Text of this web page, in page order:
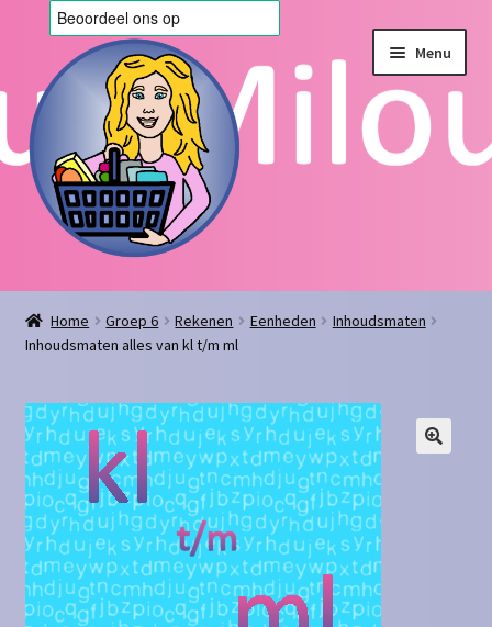
door
naar
navigatie
de
inhoud
Menu
Home
Afrekenen
Algemene voorwaarden
Blog
Contact
Homepagina
Home Groep 6 Rekenen Eenheden
Inhoudsmaten
Inhoudsmaten alles van kl t/m ml